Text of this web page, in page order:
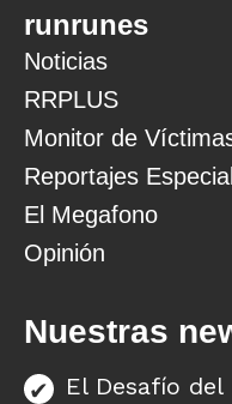
runrunes
Noticias
RRPLUS
Monitor de
Reportajes
El Megafono
Opinión
Nuestras
El Desafío del